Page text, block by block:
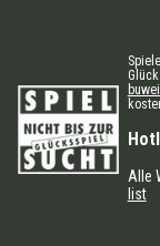
Alle
list